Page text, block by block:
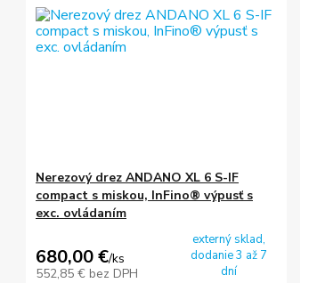
Nerezový drez ANDANO XL 6 S-IF
compact s miskou, InFino® výpusť s
exc. ovládaním
680,00 €/ks
552,85 € bez DPH
externý sklad,
dodanie 3 až 7
dní